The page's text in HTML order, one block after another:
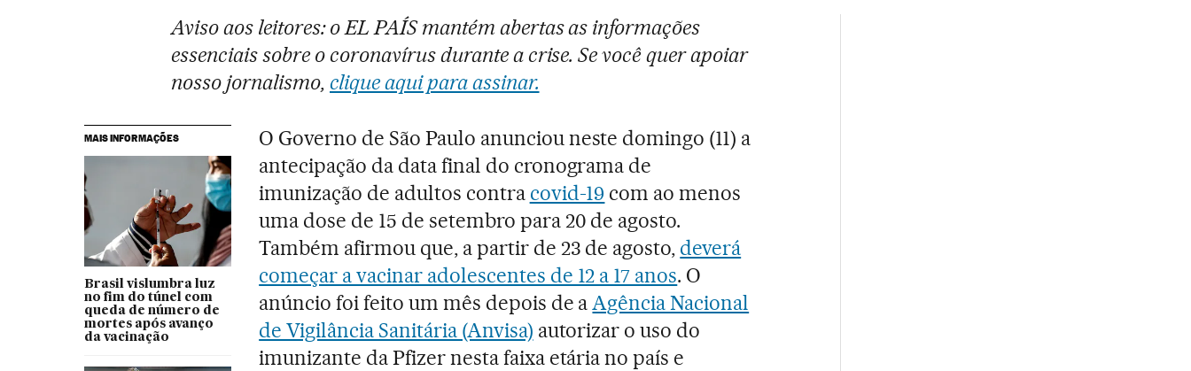
Aviso aos leitores: o EL PAÍS mantém abertas as informações
essenciais sobre o coronavírus durante a crise. Se você quer apoiar
nosso jornalismo, clique aqui para assinar.
MAIS INFORMAÇÕES
Brasil vislumbra luz
no fim do túnel com
queda de número de
mortes após avanço
da vacinação
O Governo de São Paulo anunciou neste domingo (11) a
antecipação da data final do cronograma de
imunização de adultos contra covid-19 com ao menos
uma dose de 15 de setembro para 20 de agosto.
Também afirmou que, a partir de 23 de agosto, deverá
começar a vacinar adolescentes de 12 a 17 anos. O
anúncio foi feito um mês depois de aAgência Nacional
de Vigilância Sanitária (Anvisa) autorizar o uso do
imunizante da Pfizer nesta faixa etária no país e